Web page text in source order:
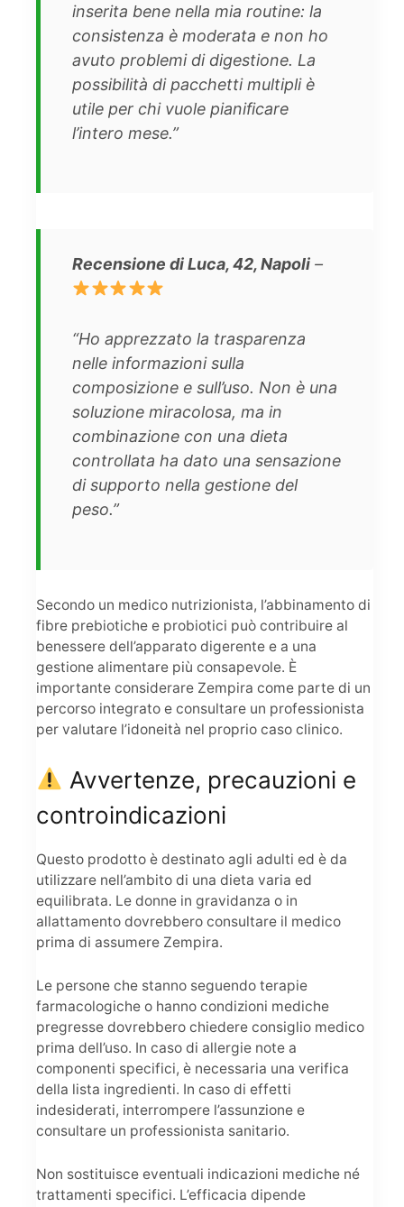
inserita bene nella mia routine: la
consistenza è moderata e non ho
avuto problemi di digestione. La
possibilità di pacchetti multipli è
utile per chi vuole pianificare
l’intero mese.”
Recensione di Luca, 42, Napoli –
“Ho apprezzato la trasparenza
nelle informazioni sulla
composizione e sull’uso. Non è una
soluzione miracolosa, ma in
combinazione con una dieta
controllata ha dato una sensazione
di supporto nella gestione del
peso.”
Secondo un medico nutrizionista, l’abbinamento di
fibre prebiotiche e probiotici può contribuire al
benessere dell’apparato digerente e a una
gestione alimentare più consapevole. È
importante considerare Zempira come parte di un
percorso integrato e consultare un professionista
per valutare l’idoneità nel proprio caso clinico.
Avvertenze, precauzioni e
controindicazioni
Questo prodotto è destinato agli adulti ed è da
utilizzare nell’ambito di una dieta varia ed
equilibrata. Le donne in gravidanza o in
allattamento dovrebbero consultare il medico
prima di assumere Zempira.
Le persone che stanno seguendo terapie
farmacologiche o hanno condizioni mediche
pregresse dovrebbero chiedere consiglio medico
prima dell’uso. In caso di allergie note a
componenti specifici, è necessaria una verifica
della lista ingredienti. In caso di effetti
indesiderati, interrompere l’assunzione e
consultare un professionista sanitario.
Non sostituisce eventuali indicazioni mediche né
trattamenti specifici. L’efficacia dipende